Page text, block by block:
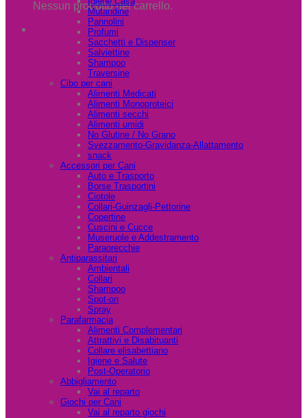
Nessun prodotto nel carrello.
Mutandine
Pannolini
Profumi
Sacchetti e Dispenser
Salviettine
Shampoo
Traversine
Cibo per cani
Alimenti Medicati
Alimenti Monoproteici
Alimenti secchi
Alimenti umidi
No Glutine / No Grano
Svezzamento-Gravidanza-Allattamento
snack
Accessori per Cani
Auto e Trasporto
Borse Trasportini
Ciotole
Collari-Guinzagli-Pettorine
Copertine
Cuscini e Cucce
Museruole e Addestramento
Paraorecchie
Antiparassitari
Ambientali
Collari
Shampoo
Spot-on
Spray
Parafarmacia
Alimenti Complementari
Attrattivi e Disabituanti
Collare elisabettiano
Igiene e Salute
Post-Operatorio
Abbigliamento
Vai al reparto
Giochi per Cani
Vai al reparto giochi